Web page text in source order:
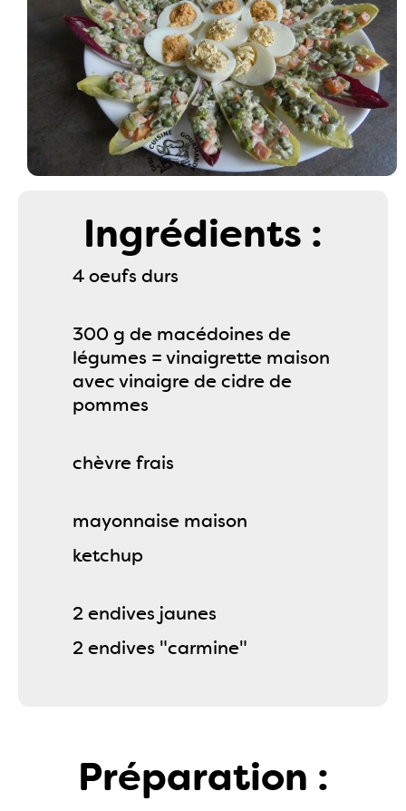
Ingrédients :
4 oeufs durs
300 g de macédoines de
légumes = vinaigrette maison
avec vinaigre de cidre de
pommes
chèvre frais
mayonnaise maison
ketchup
2 endives jaunes
2 endives "carmine"
Préparation :